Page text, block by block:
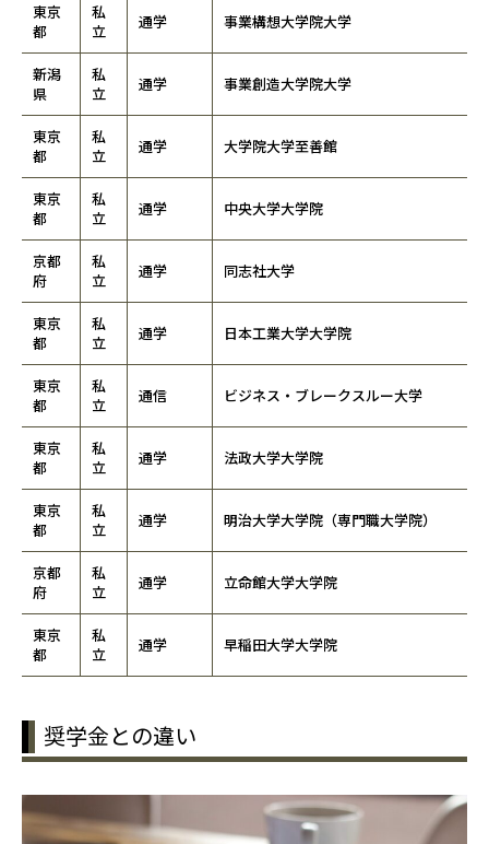
東京
都
私
立
通学 事業構想大学院大学
新潟
県
私
立
通学 事業創造大学院大学
東京
都
私
立
通学 大学院大学至善館
東京
都
私
立
通学 中央大学大学院
京都
府
私
立
通学 同志社大学
東京
都
私
立
通学 日本工業大学大学院
東京
都
私
立
通信 ビジネス・ブレークスルー大学
東京
都
私
立
通学 法政大学大学院
東京
都
私
立
通学 明治大学大学院（専門職大学院）
京都
府
私
立
通学 立命館大学大学院
東京
都
私
立
通学 早稲田大学大学院
奨学金との違い